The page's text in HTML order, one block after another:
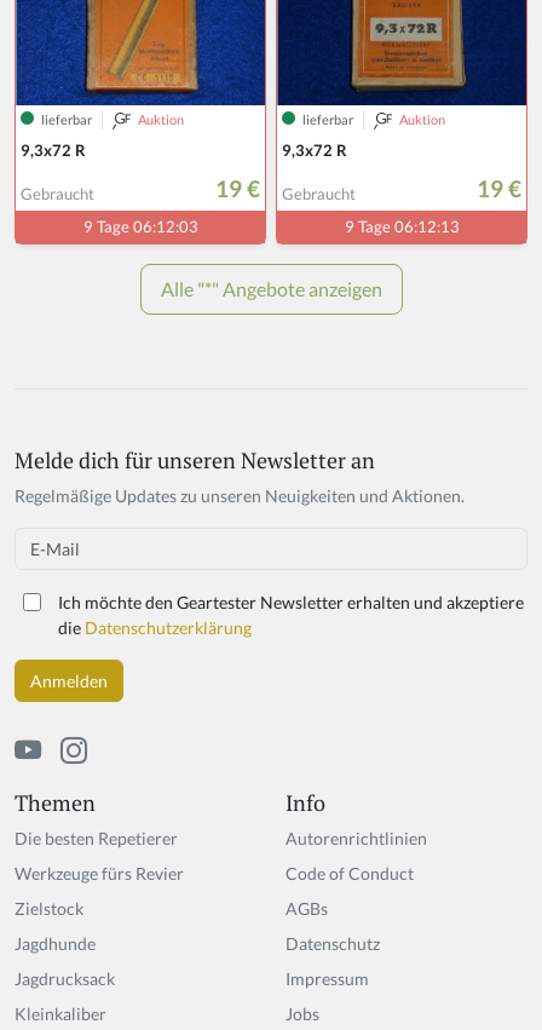
Themen
Die besten Repetierer
Werkzeuge fürs Revier
Zielstock
Jagdhunde
Jagdrucksack
Kleinkaliber
Info
Autorenrichtlinien
Code of Conduct
AGBs
Datenschutz
Impressum
Jobs
If
y
h
a
n,
ig
n
o
r
t
hi
s
el
Melde dich für unseren Newsletter an
Regelmäßige Updates zu unseren Neuigkeiten und Aktionen.
Email
Ich möchte den Geartester Newsletter erhalten und akzeptiere
die Datenschutzerklärung